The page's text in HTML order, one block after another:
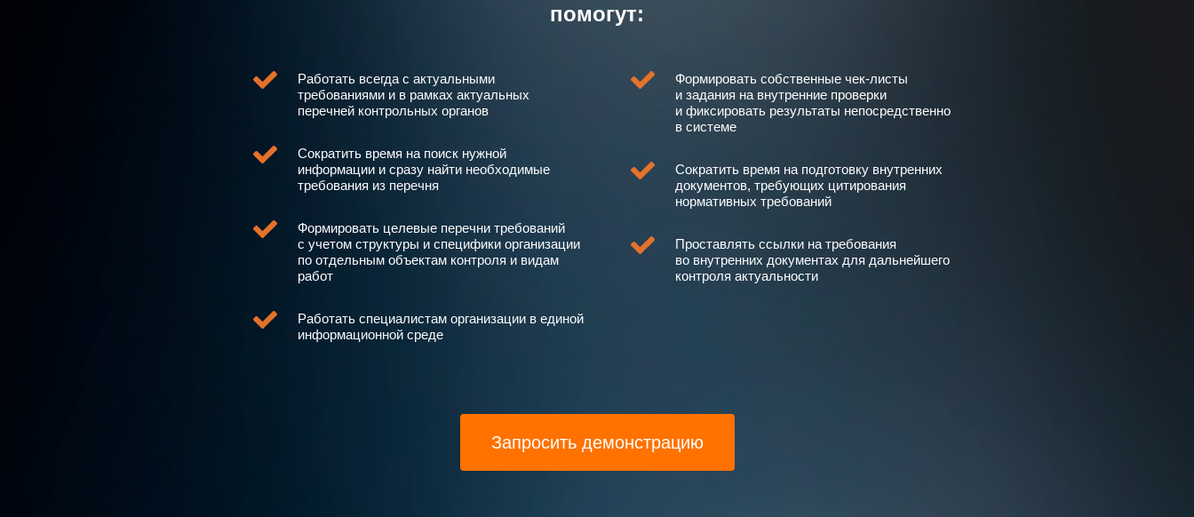
помогут:
Работать всегда с актуальными
требованиями и в рамках актуальных
перечней контрольных органов
Сократить время на поиск нужной
информации и сразу найти необходимые
требования из перечня
Формировать целевые перечни требований
с учетом структуры и специфики организации
по отдельным объектам контроля и видам
работ
Работать специалистам организации в единой
информационной среде
Формировать собственные чек-листы
и задания на внутренние проверки
и фиксировать результаты непосредственно
в системе
Сократить время на подготовку внутренних
документов, требующих цитирования
нормативных требований
Проставлять ссылки на требования
во внутренних документах для дальнейшего
контроля актуальности
Запросить демонстрацию